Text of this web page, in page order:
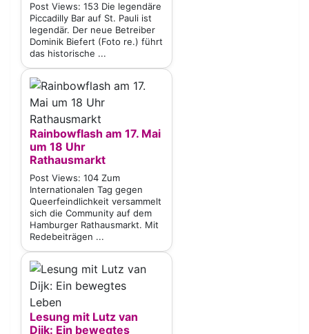
Post Views: 153 Die legendäre
Piccadilly Bar auf St. Pauli ist
legendär. Der neue Betreiber
Dominik Biefert (Foto re.) führt
das historische ...
Rainbowflash am 17. Mai
um 18 Uhr
Rathausmarkt
Post Views: 104 Zum
Internationalen Tag gegen
Queerfeindlichkeit versammelt
sich die Community auf dem
Hamburger Rathausmarkt. Mit
Redebeiträgen ...
Lesung mit Lutz van
Dijk: Ein bewegtes